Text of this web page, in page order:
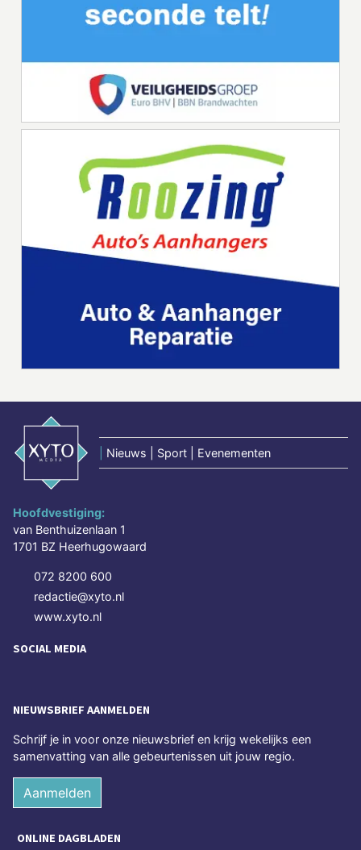
Nieuws | Sport | Evenementen
Hoofdvestiging:
van Benthuizenlaan 1
1701 BZ Heerhugowaard
072 8200 600
redactie@xyto.nl
www.xyto.nl
SOCIAL MEDIA
NIEUWSBRIEF AANMELDEN
Schrijf je in voor onze nieuwsbrief en krijg wekelijks een
samenvatting van alle gebeurtenissen uit jouw regio.
Aanmelden
ONLINE DAGBLADEN